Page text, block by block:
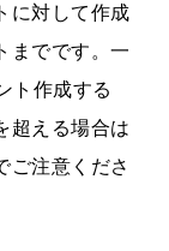
に対して作成
までです。一
ト作成する
超える場合は
ご注意くださ